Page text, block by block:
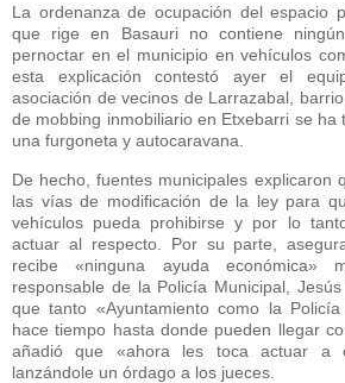
La ordenanza de ocupación del espacio
que rige en Basauri no contiene
pernoctar en el municipio en vehículos
esta explicación contestó ayer el
asociación de vecinos de Larrazabal,
de mobbing inmobiliario en Etxebarri se ha
una furgoneta y autocaravana.
De hecho, fuentes municipales explicaron
las vías de modificación de la ley para
vehículos pueda prohibirse y por lo
actuar al respecto. Por su parte,
recibe «ninguna ayuda económica»
responsable de la Policía Municipal,
que tanto «Ayuntamiento como la
hace tiempo hasta donde pueden llegar
añadió que «ahora les toca actuar a
lanzándole un órdago a los jueces.